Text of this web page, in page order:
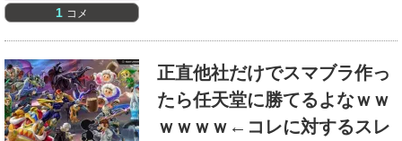
1 コメ
正直他社だけでスマブラ作っ
たら任天堂に勝てるよなｗｗ
ｗｗｗｗ←コレに対するスレ